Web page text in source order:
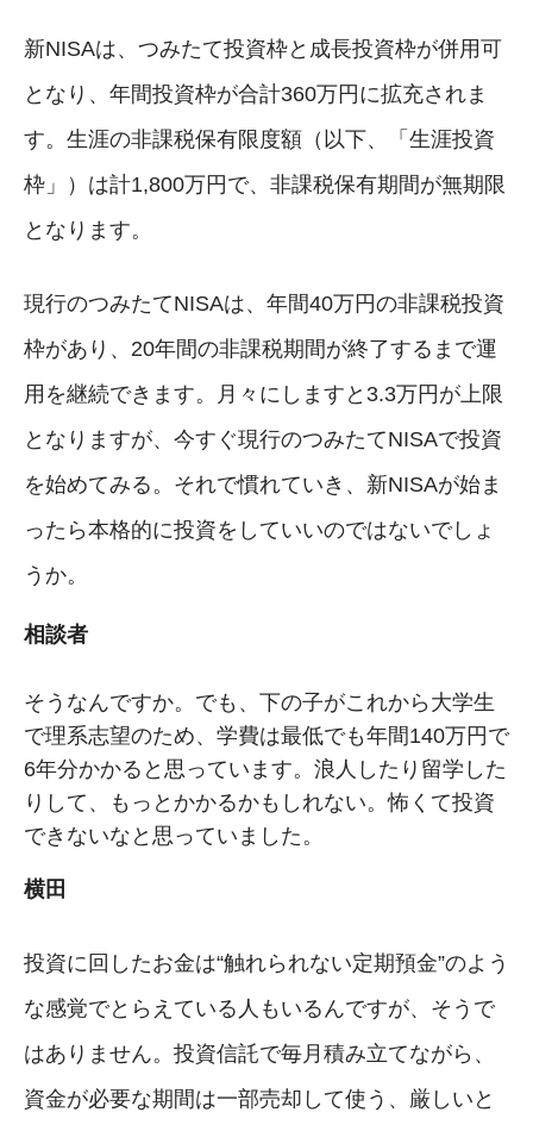
新NISAは、つみたて投資枠と成長投資枠が併用可
となり、年間投資枠が合計360万円に拡充されま
す。生涯の非課税保有限度額（以下、「生涯投資
枠」）は計1,800万円で、非課税保有期間が無期限
となります。
現行のつみたてNISAは、年間40万円の非課税投資
枠があり、20年間の非課税期間が終了するまで運
用を継続できます。月々にしますと3.3万円が上限
となりますが、今すぐ現行のつみたてNISAで投資
を始めてみる。それで慣れていき、新NISAが始ま
ったら本格的に投資をしていいのではないでしょ
うか。
相談者
そうなんですか。でも、下の子がこれから大学生
で理系志望のため、学費は最低でも年間140万円で
6年分かかると思っています。浪人したり留学した
りして、もっとかかるかもしれない。怖くて投資
できないなと思っていました。
横田
投資に回したお金は“触れられない定期預金”のよう
な感覚でとらえている人もいるんですが、そうで
はありません。投資信託で毎月積み立てながら、
資金が必要な期間は一部売却して使う、厳しいと